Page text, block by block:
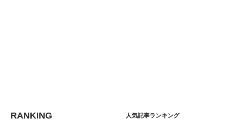
RANKING 人気記事ランキング